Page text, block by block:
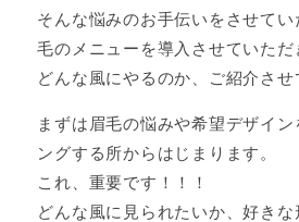
そんな悩みのお手伝いをさせて
毛のメニューを導入させていただ
どんな風にやるのか、ご紹介させ
まずは眉毛の悩みや希望デザイン
ングする所からはじまります。
これ、重要です！！！
どんな風に見られたいか、好きな